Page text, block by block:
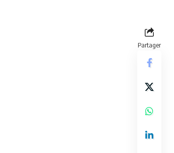
Partager